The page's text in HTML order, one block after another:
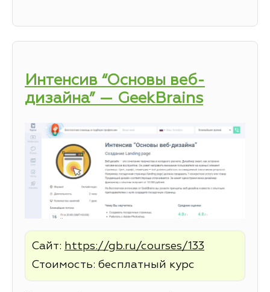
Интенсив “Основы веб-
дизайна” — GeekBrains
Сайт: https://gb.ru/courses/133
Стоимость: бесплатный курс